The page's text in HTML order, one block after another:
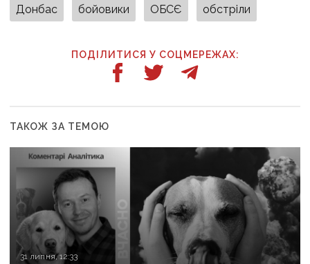
Донбас бойовики ОБСЄ обстріли
ПОДІЛИТИСЯ У СОЦМЕРЕЖАХ:
ТАКОЖ ЗА ТЕМОЮ
31 липня, 12:33